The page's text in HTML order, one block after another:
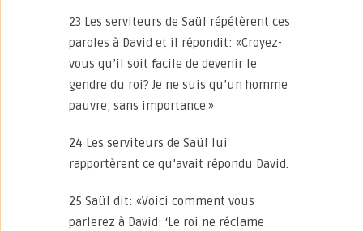
23 Les serviteurs de Saül répétèrent ces
paroles à David et il répondit: «Croyez-
vous qu’il soit facile de devenir le
gendre du roi? Je ne suis qu’un homme
pauvre, sans importance.»
24 Les serviteurs de Saül lui
rapportèrent ce qu’avait répondu David.
25 Saül dit: «Voici comment vous
parlerez à David: ‘Le roi ne réclame